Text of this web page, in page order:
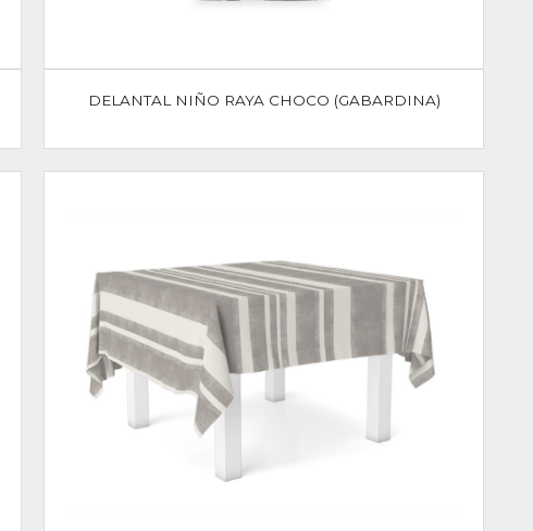
DELANTAL NIÑO RAYA CHOCO (GABARDINA)